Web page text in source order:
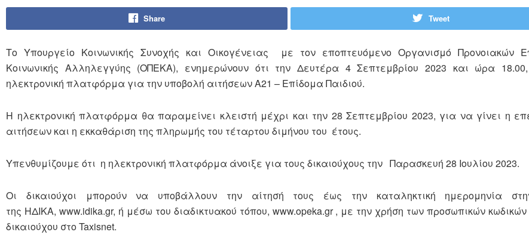
Share Tweet
Το Υπουργείο Κοινωνικής Συνοχής και Οικογένειας με τον εποπτευόμενο Οργανισμό Προνοιακών
Κοινωνικής Αλληλεγγύης (ΟΠΕΚΑ), ενημερώνουν ότι την Δευτέρα 4 Σεπτεμβρίου 2023 και ώρα
ηλεκτρονική πλατφόρμα για την υποβολή αιτήσεων Α21 – Επίδομα Παιδιού.
Η ηλεκτρονική πλατφόρμα θα παραμείνει κλειστή μέχρι και την 28 Σεπτεμβρίου 2023, για να γίνει η
αιτήσεων και η εκκαθάριση της πληρωμής του τέταρτου διμήνου του έτους.
Υπενθυμίζουμε ότι η ηλεκτρονική πλατφόρμα άνοιξε για τους δικαιούχους την Παρασκευή 28 Ιουλίου 2023.
Οι δικαιούχοι μπορούν να υποβάλλουν την αίτησή τους έως την καταληκτική ημερομηνία
της ΗΔΙΚΑ, www.idika.gr, ή μέσω του διαδικτυακού τόπου, www.opeka.gr , με την χρήση των προσωπικών
δικαιούχου στο Taxisnet.